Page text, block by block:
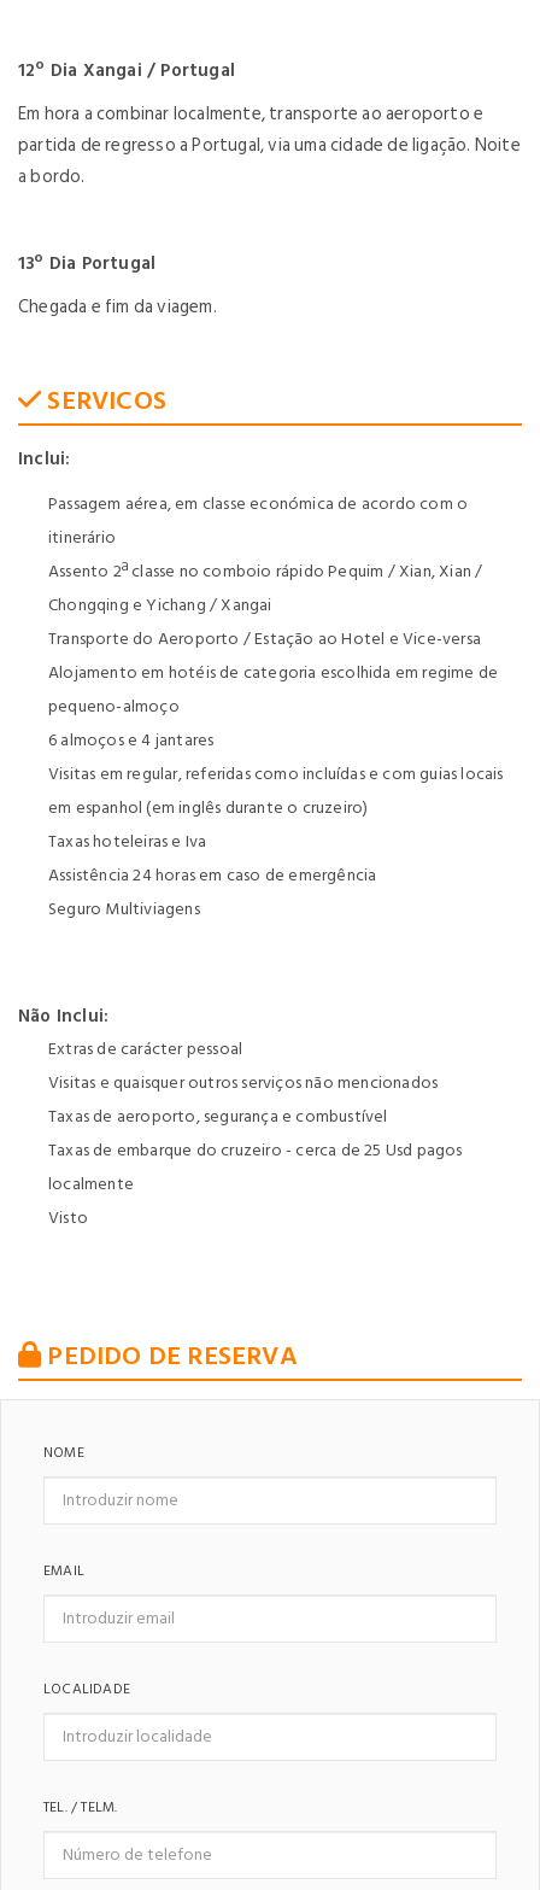
12º Dia Xangai / Portugal
Em hora a combinar localmente, transporte ao aeroporto e
partida de regresso a Portugal, via uma cidade de ligação. Noite
a bordo.
13º Dia Portugal
Chegada e fim da viagem.
SERVICOS
Inclui:
Passagem aérea, em classe económica de acordo com o
itinerário
Assento 2ª classe no comboio rápido Pequim / Xian, Xian /
Chongqing e Yichang / Xangai
Transporte do Aeroporto / Estação ao Hotel e Vice-versa
Alojamento em hotéis de categoria escolhida em regime de
pequeno-almoço
6 almoços e 4 jantares
Visitas em regular, referidas como incluídas e com guias locais
em espanhol (em inglês durante o cruzeiro)
Taxas hoteleiras e Iva
Assistência 24 horas em caso de emergência
Seguro Multiviagens
Não Inclui:
Extras de carácter pessoal
Visitas e quaisquer outros serviços não mencionados
Taxas de aeroporto, segurança e combustível
Taxas de embarque do cruzeiro - cerca de 25 Usd pagos
localmente
Visto
PEDIDO DE RESERVA
NOME
EMAIL
LOCALIDADE
TEL. / TELM.